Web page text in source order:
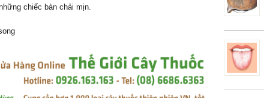
chiếc bàn chải mịn.